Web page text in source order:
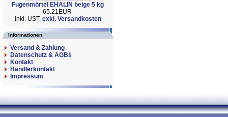
Fugenmörtel EHALIN beige 5 kg
65.21EUR
inkl. UST, exkl. Versandkosten
Informationen
Versand & Zahlung
Datenschutz & AGBs
Kontakt
Händlerkontakt
Impressum